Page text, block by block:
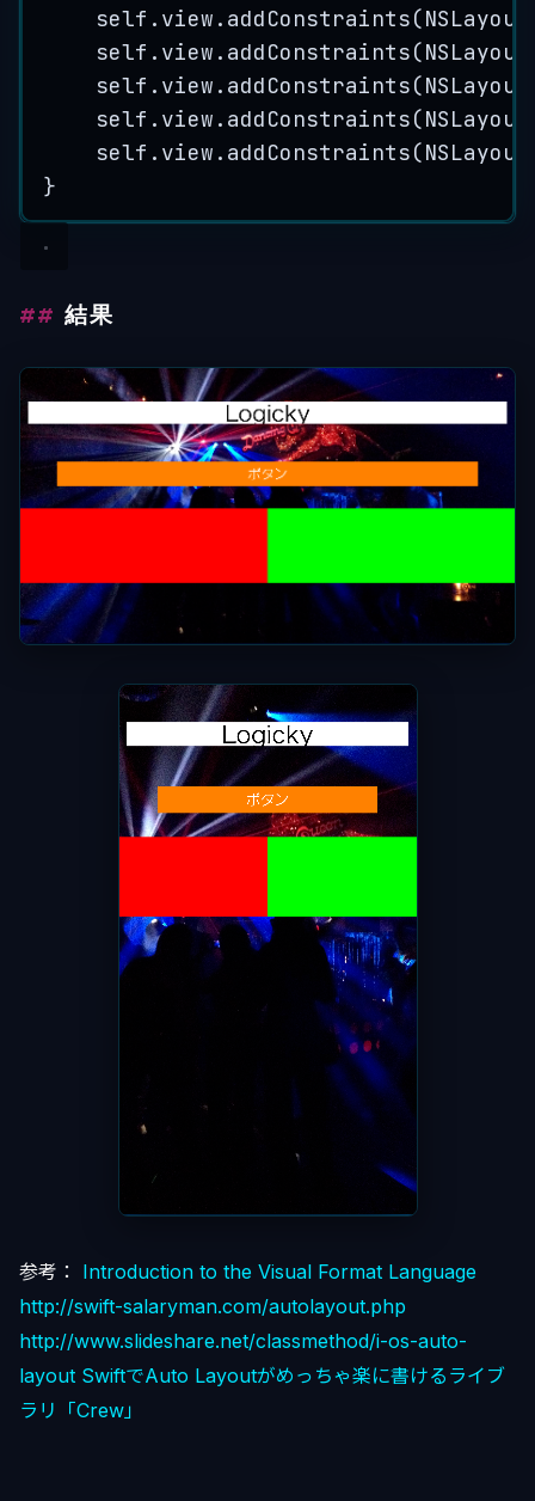
self . view . addConstraints(
self . view . addConstraints(
self . view . addConstraints(
self . view . addConstraints(
self . view . addConstraints(
}
結果
参考： Introduction to the Visual Format Language
http://swift-salaryman.com/autolayout.php
http://www.slideshare.net/classmethod/i-os-auto-
layout SwiftでAuto Layoutがめっちゃ楽に書けるライブ
ラリ「Crew」